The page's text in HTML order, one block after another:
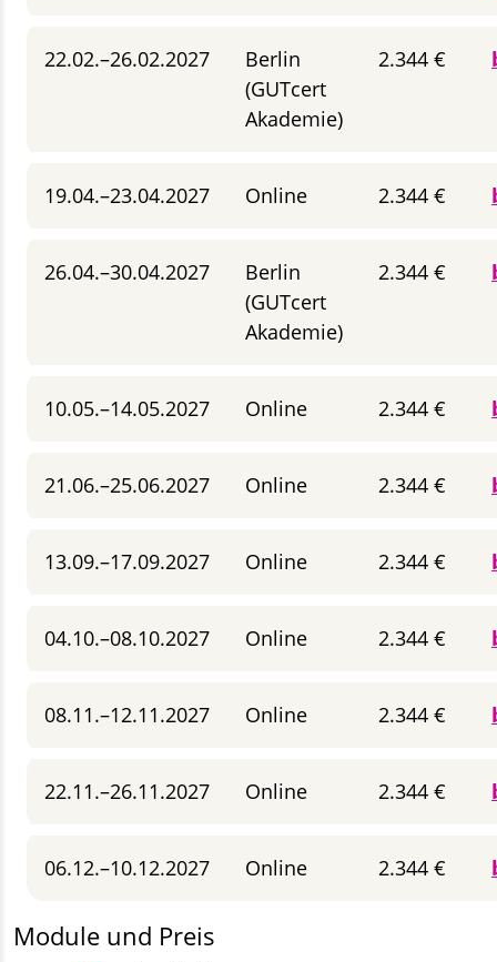
22.02.–26.02.2027
Berlin
(GUTcert
Akademie)
2.344 €
19.04.–23.04.2027 Online 2.344 €
26.04.–30.04.2027
Berlin
(GUTcert
Akademie)
2.344 €
10.05.–14.05.2027 Online 2.344 €
21.06.–25.06.2027 Online 2.344 €
13.09.–17.09.2027 Online 2.344 €
04.10.–08.10.2027 Online 2.344 €
08.11.–12.11.2027 Online 2.344 €
22.11.–26.11.2027 Online 2.344 €
06.12.–10.12.2027 Online 2.344 €
Module und Preis